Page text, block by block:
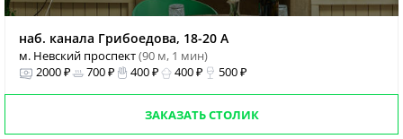
наб. канала Грибоедова, 18-20 А
м. Невский проспект(90 м, 1 мин)
2000 ₽
700 ₽ 400 ₽ 400 ₽ 500 ₽
ЗАКАЗАТЬ СТОЛИК